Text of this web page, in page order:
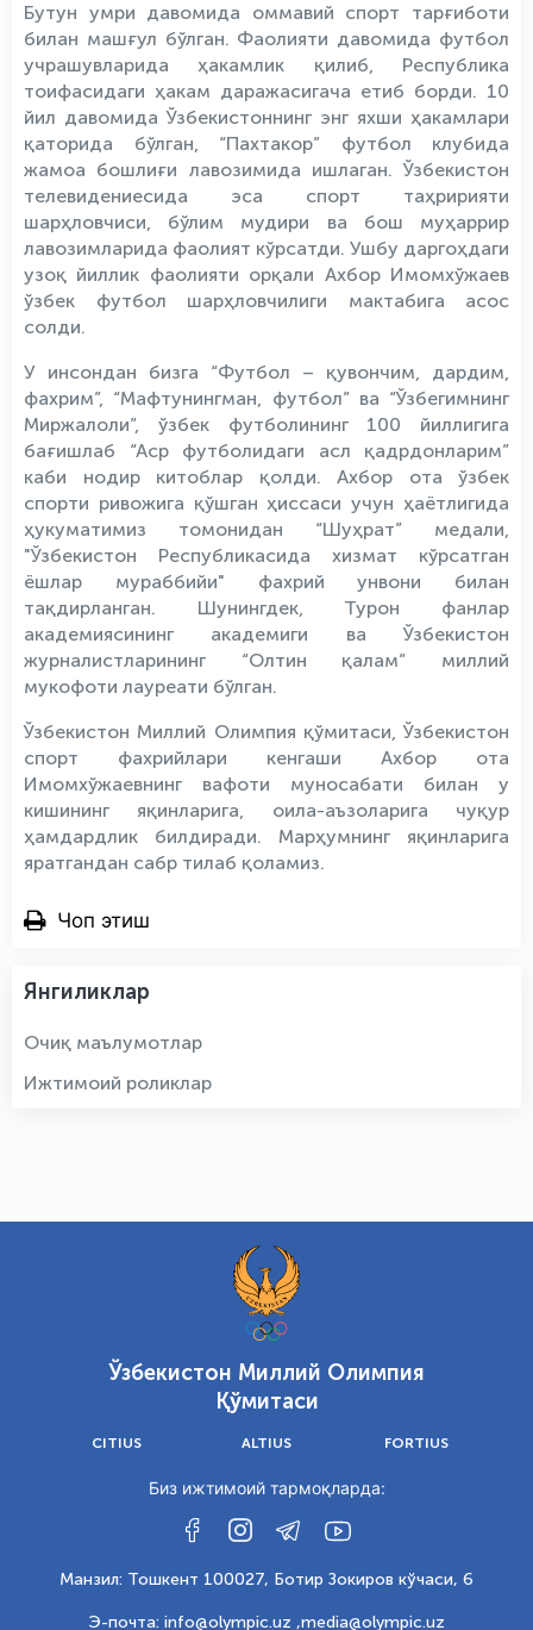
Бутун умри давомида оммавий спорт тарғиботи
билан машғул бўлган. Фаолияти давомида футбол
учрашувларида ҳакамлик қилиб, Республика
тоифасидаги ҳакам даражасигача етиб борди. 10
йил давомида Ўзбекистоннинг энг яхши ҳакамлари
қаторида бўлган, “Пахтакор” футбол клубида
жамоа бошлиғи лавозимида ишлаган. Ўзбекистон
телевидениесида эса спорт таҳририяти
шарҳловчиси, бўлим мудири ва бош муҳаррир
лавозимларида фаолият кўрсатди. Ушбу даргоҳдаги
узоқ йиллик фаолияти орқали Ахбор Имомхўжаев
ўзбек футбол шарҳловчилиги мактабига асос
солди.
У инсондан бизга “Футбол – қувончим, дардим,
фахрим”, “Мафтунингман, футбол” ва “Ўзбегимнинг
Миржалоли”, ўзбек футболининг 100 йиллигига
бағишлаб “Аср футболидаги асл қадрдонларим”
каби нодир китоблар қолди. Ахбор ота ўзбек
спорти ривожига қўшган ҳиссаси учун ҳаётлигида
ҳукуматимиз томонидан “Шуҳрат” медали,
"Ўзбекистон Республикасида хизмат кўрсатган
ёшлар мураббийи" фахрий унвони билан
тақдирланган. Шунингдек, Турон фанлар
академиясининг академиги ва Ўзбекистон
журналистларининг “Олтин қалам” миллий
мукофоти лауреати бўлган.
Ўзбекистон Миллий Олимпия қўмитаси,Ўзбекистон
спорт фахрийлари кенгаши Ахбор ота
Имомхўжаевнинг вафоти муносабати билан у
кишининг яқинларига, оила-аъзоларига чуқур
ҳамдардлик билдиради. Марҳумнинг яқинларига
яратгандан сабр тилаб қоламиз.
Чоп этиш
Янгиликлар
Очиқ маълумотлар
Ижтимоий роликлар
Ўзбекистон Миллий Олимпия
Қўмитаси
CITIUS ALTIUS FORTIUS
Биз ижтимоий тармоқларда:
Манзил: Тошкент 100027, Ботир Зокиров кўчаси, 6
Э-почта: info@olympic.uz ,media@olympic.uz